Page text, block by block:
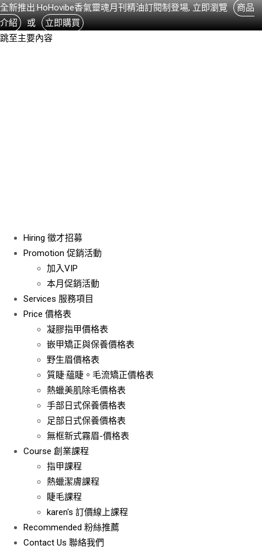
全新推出:HoHovibe香氣靈魂月刊精油訂閱制登場, 立即瀏覽
商品
介紹
或
立即購買
跳至主要內容
Hiring 徵才招募
Promotion 促銷活動
加入VIP
本月促銷活動
Services 服務項目
Price 價格表
凝膠指甲價格表
嵌甲矯正與保養價格表
野生眉價格表
質睫·蘊睫。毛流矯正價格表
熱蠟美肌除毛價格表
手部日式保養價格表
足部日式保養價格表
無框新式霧眉-價格表
Course 創業課程
指甲課程
熱蠟潔膚課程
睫毛課程
karen's 訂價線上課程
Recommended 粉絲推薦
Contact Us 聯絡我們